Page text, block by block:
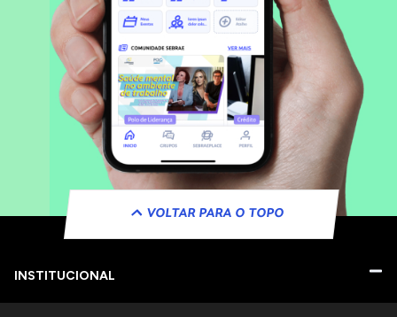
VOLTAR PARA O TOPO
INSTITUCIONAL